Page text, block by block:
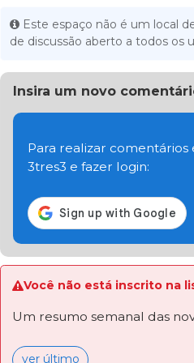
Este espaço não é um local
de discussão aberto a todos os
Insira um novo
Para realizar comentários
3tres3 e fazer login:
Você não está inscrito na
Um resumo semanal das
ver último